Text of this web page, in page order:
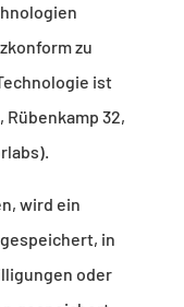
zu
ist
Rübenkamp 32,
wird ein
in
oder